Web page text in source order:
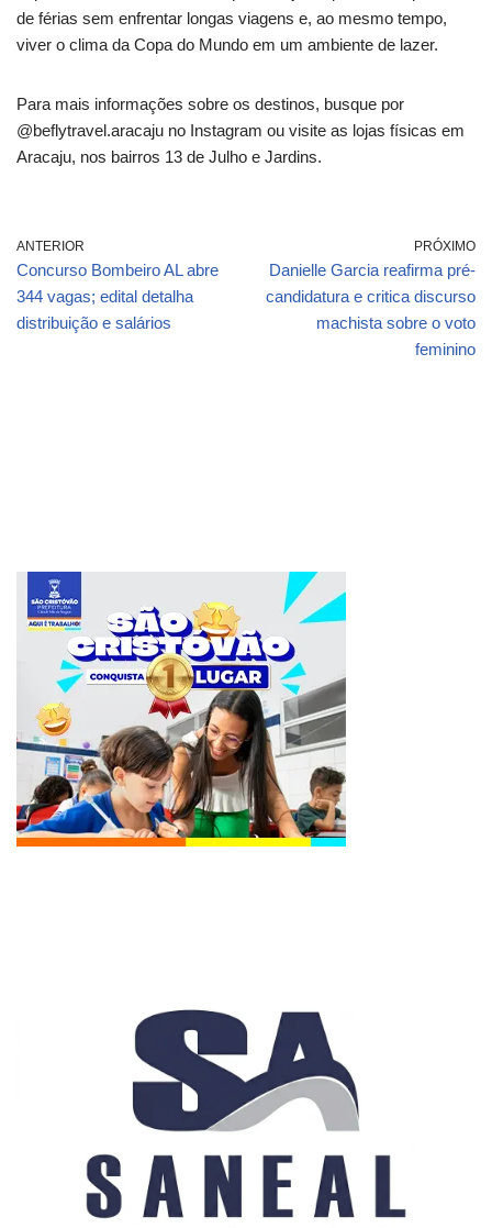
de férias sem enfrentar longas viagens e, ao mesmo tempo,
viver o clima da Copa do Mundo em um ambiente de lazer.
Para mais informações sobre os destinos, busque por
@beflytravel.aracaju no Instagram ou visite as lojas físicas em
Aracaju, nos bairros 13 de Julho e Jardins.
ANTERIOR
Concurso Bombeiro AL abre
344 vagas; edital detalha
distribuição e salários
PRÓXIMO
Danielle Garcia reafirma pré-
candidatura e critica discurso
machista sobre o voto
feminino